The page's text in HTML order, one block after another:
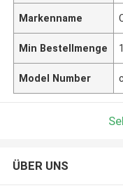
Markenname
Min Bestellmenge
Model Number
ÜBER UNS